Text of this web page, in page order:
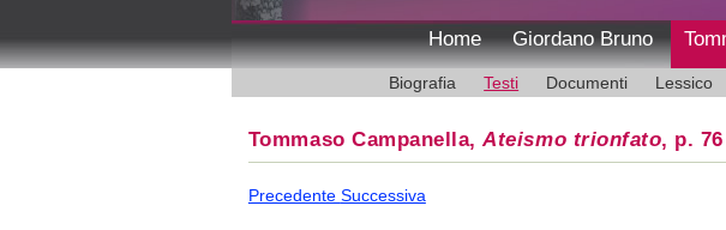
Home Giordano Bruno
Biografia Testi Documenti Lessico
Tommaso Campanella,Ateismo trionfato, p. 76
Precedente Successiva